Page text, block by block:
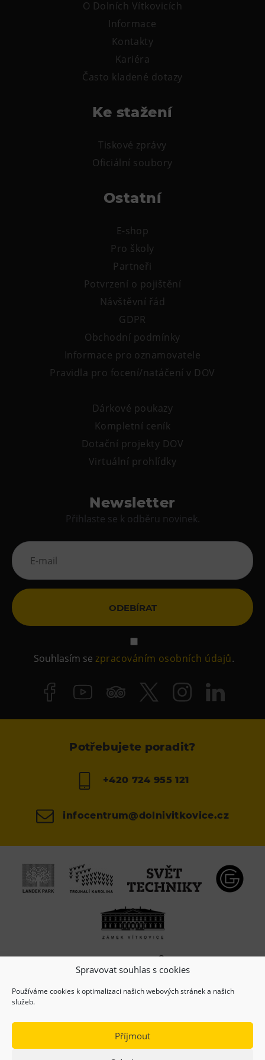
Spravovat souhlas s cookies
Používáme cookies k optimalizaci našich webových stránek a našich
služeb.
Příjmout
CØKAFE Dolní Vítkovice
Kroužky pro děti
Výjezdní akce
O Dolních Vítkovicích
Informace
Kontakty
Kariéra
Často kladené dotazy
Ke stažení
Tiskové zprávy
Oficiální soubory
Ostatní
E-shop
Pro školy
Partneři
Potvrzení o pojištění
Návštěvní řád
GDPR
Obchodní podmínky
Informace pro oznamovatele
Pravidla pro focení/natáčení v DOV
Dárkové poukazy
Kompletní ceník
Dotační projekty DOV
Virtuální prohlídky
Newsletter
Přihlaste se k odběru novinek.
ODEBÍRAT
Souhlasím sezpracováním osobních údajů.
Potřebujete poradit?
+420 724 955 121
infocentrum@dolnivitkovice.cz